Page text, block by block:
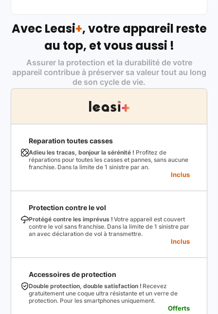
Avec Leasi+, votre appareil reste
au top, et vous aussi !
Assurer la protection et la durabilité de votre
appareil contribue à préserver sa valeur tout au long
de son cycle de vie.
Reparation toutes casses
Adieu les tracas, bonjour la sérénité ! Profitez de
réparations pour toutes les casses et pannes, sans aucune
franchise. Dans la limite de 1 sinistre par an.
Inclus
Protection contre le vol
Protégé contre les imprévus ! Votre appareil est couvert
contre le vol sans franchise. Dans la limite de 1 sinistre par
an avec déclaration de vol à transmettre.
Inclus
Accessoires de protection
Double protection, double satisfaction ! Recevez
gratuitement une coque ultra résistante et un verre de
protection. Pour les smartphones uniquement.
Offerts